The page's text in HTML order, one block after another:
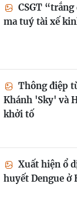
CSGT
ma tuý tài xế
Thông điệp
Khánh 'Sky' và
khởi tố
Xuất hiện ổ
huyết Dengue ở